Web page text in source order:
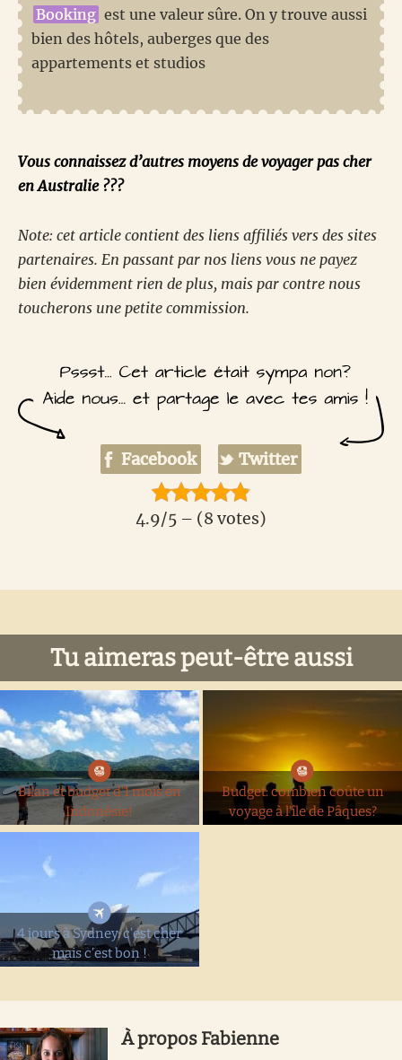
Booking est une valeur sûre. On y trouve aussi
bien des hôtels, auberges que des
appartements et studios
Vous connaissez d’autres moyens de voyager pas cher
en Australie ???
Note: cet article contient des liens affiliés vers des sites
partenaires. En passant par nos liens vous ne payez
bien évidemment rien de plus, mais par contre nous
toucherons une petite commission.
Facebook Twitter
4.9/5 – (8 votes)
Tu aimeras peut-être aussi
Bilan et budget d’1 mois en
Indonésie!
Budget: combien coûte un
voyage à l’île de Pâques?
4 jours à Sydney: c’est cher
mais c’est bon !
À propos Fabienne